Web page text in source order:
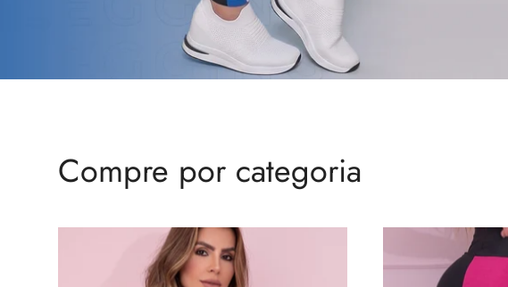
Compre por categoria